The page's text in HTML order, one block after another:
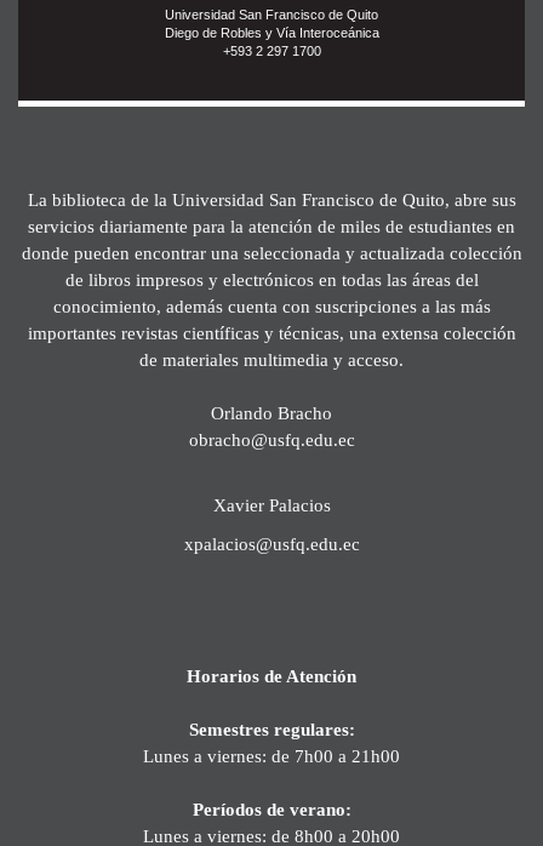
Universidad San Francisco de Quito
Diego de Robles y Vía Interoceánica
+593 2 297 1700
La biblioteca de la Universidad San Francisco de Quito, abre sus
servicios diariamente para la atención de miles de estudiantes en
donde pueden encontrar una seleccionada y actualizada colección
de libros impresos y electrónicos en todas las áreas del
conocimiento, además cuenta con suscripciones a las más
importantes revistas científicas y técnicas, una extensa colección
de materiales multimedia y acceso.
Orlando Bracho
obracho@usfq.edu.ec
Xavier Palacios
xpalacios@usfq.edu.ec
Horarios de Atención
Semestres regulares:
Lunes a viernes: de 7h00 a 21h00
Períodos de verano:
Lunes a viernes: de 8h00 a 20h00